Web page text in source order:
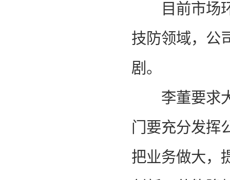
目前市场环
技防领域，公
剧。
李董要求大
门要充分发挥
把业务做大，